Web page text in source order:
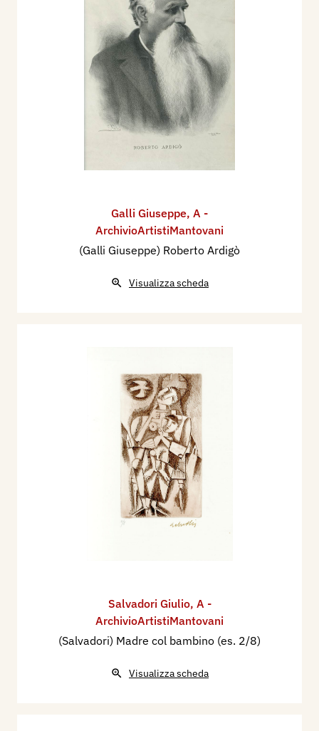
Galli Giuseppe, A -
ArchivioArtistiMantovani
(Galli Giuseppe) Roberto Ardigò
Visualizza scheda
Salvadori Giulio, A -
ArchivioArtistiMantovani
(Salvadori) Madre col bambino (es. 2/8)
Visualizza scheda